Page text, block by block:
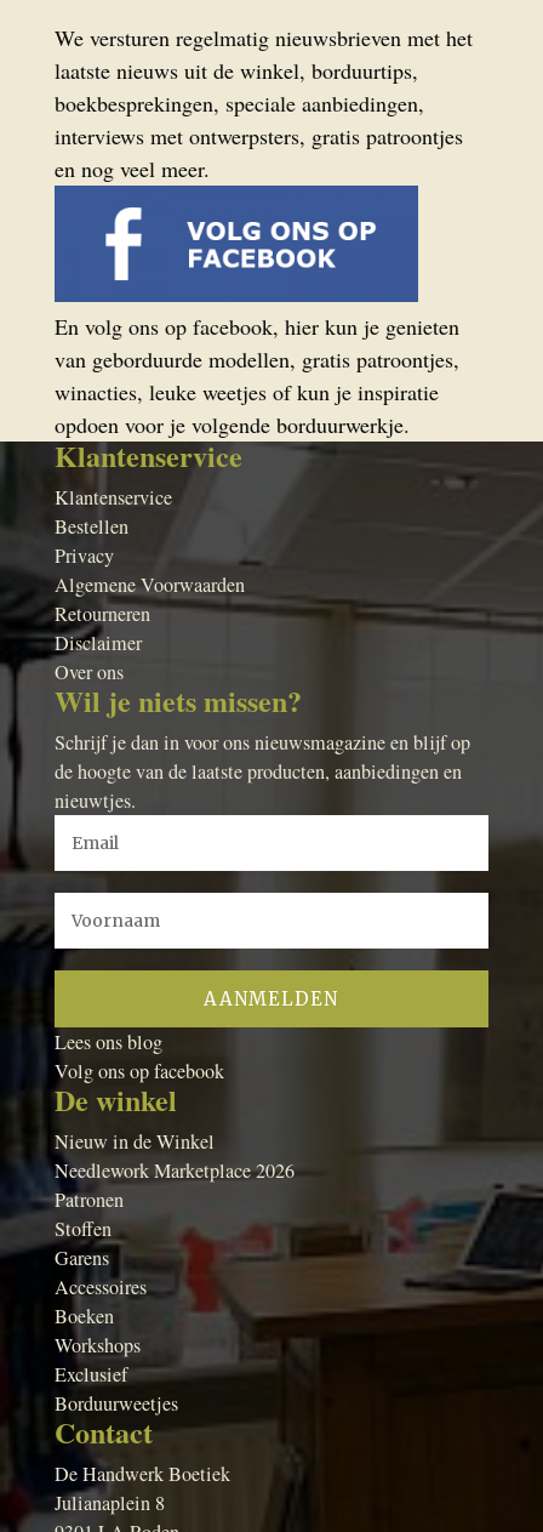
We versturen regelmatig nieuwsbrieven met het
laatste nieuws uit de winkel, borduurtips,
boekbesprekingen, speciale aanbiedingen,
interviews met ontwerpsters, gratis patroontjes
en nog veel meer.
En volg ons op facebook, hier kun je genieten
van geborduurde modellen, gratis patroontjes,
winacties, leuke weetjes of kun je inspiratie
opdoen voor je volgende borduurwerkje.
Klantenservice
Klantenservice
Bestellen
Privacy
Algemene Voorwaarden
Retourneren
Disclaimer
Over ons
Wil je niets missen?
Schrijf je dan in voor ons nieuwsmagazine en blijf op
de hoogte van de laatste producten, aanbiedingen en
nieuwtjes.
Lees ons blog
Volg ons op facebook
De winkel
Nieuw in de Winkel
Needlework Marketplace 2026
Patronen
Stoffen
Garens
Accessoires
Boeken
Workshops
Exclusief
Borduurweetjes
Contact
De Handwerk Boetiek
Julianaplein 8